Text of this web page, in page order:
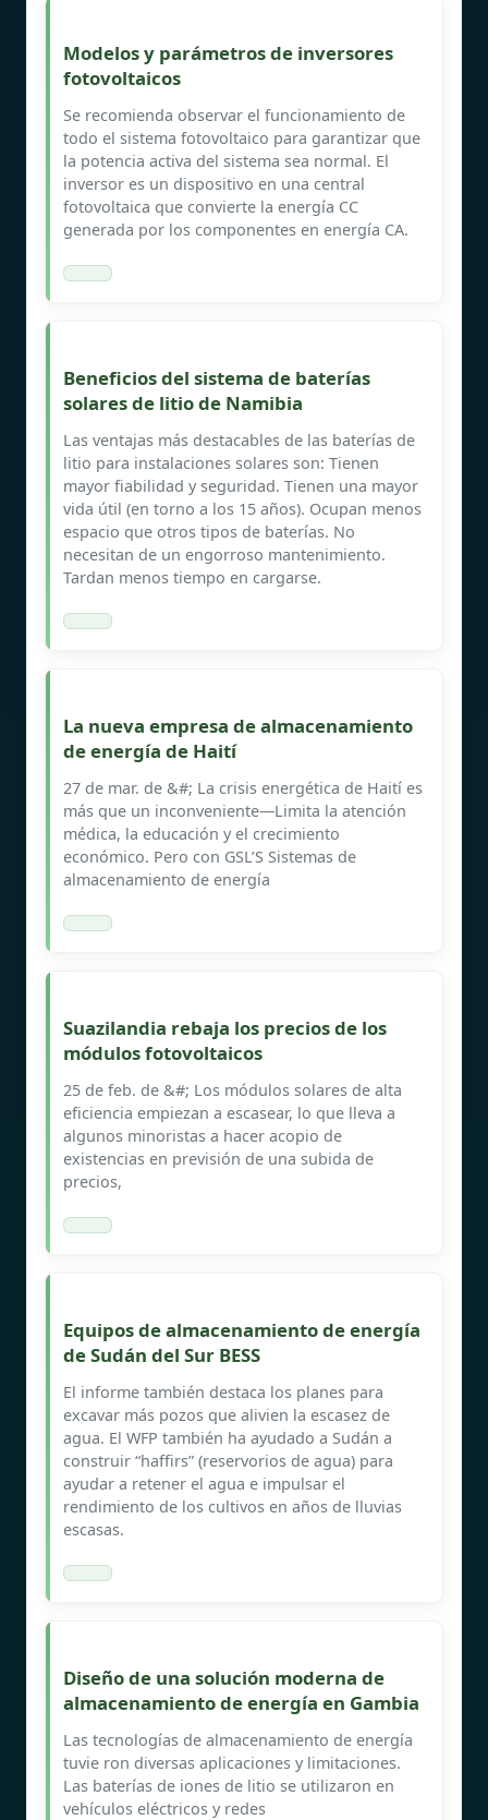
Modelos y parámetros de inversores
fotovoltaicos
Se recomienda observar el funcionamiento de
todo el sistema fotovoltaico para garantizar que
la potencia activa del sistema sea normal. El
inversor es un dispositivo en una central
fotovoltaica que convierte la energía CC
generada por los componentes en energía CA.
Beneficios del sistema de baterías
solares de litio de Namibia
Las ventajas más destacables de las baterías de
litio para instalaciones solares son: Tienen
mayor fiabilidad y seguridad. Tienen una mayor
vida útil (en torno a los 15 años). Ocupan menos
espacio que otros tipos de baterías. No
necesitan de un engorroso mantenimiento.
Tardan menos tiempo en cargarse.
La nueva empresa de almacenamiento
de energía de Haití
27 de mar. de &#; La crisis energética de Haití es
más que un inconveniente—Limita la atención
médica, la educación y el crecimiento
económico. Pero con GSL’S Sistemas de
almacenamiento de energía
Suazilandia rebaja los precios de los
módulos fotovoltaicos
25 de feb. de &#; Los módulos solares de alta
eficiencia empiezan a escasear, lo que lleva a
algunos minoristas a hacer acopio de
existencias en previsión de una subida de
precios,
Equipos de almacenamiento de energía
de Sudán del Sur BESS
El informe también destaca los planes para
excavar más pozos que alivien la escasez de
agua. El WFP también ha ayudado a Sudán a
construir “haffirs” (reservorios de agua) para
ayudar a retener el agua e impulsar el
rendimiento de los cultivos en años de lluvias
escasas.
Diseño de una solución moderna de
almacenamiento de energía en Gambia
Las tecnologías de almacenamiento de energía
tuvie ron diversas aplicaciones y limitaciones.
Las baterías de iones de litio se utilizaron en
vehículos eléctricos y redes